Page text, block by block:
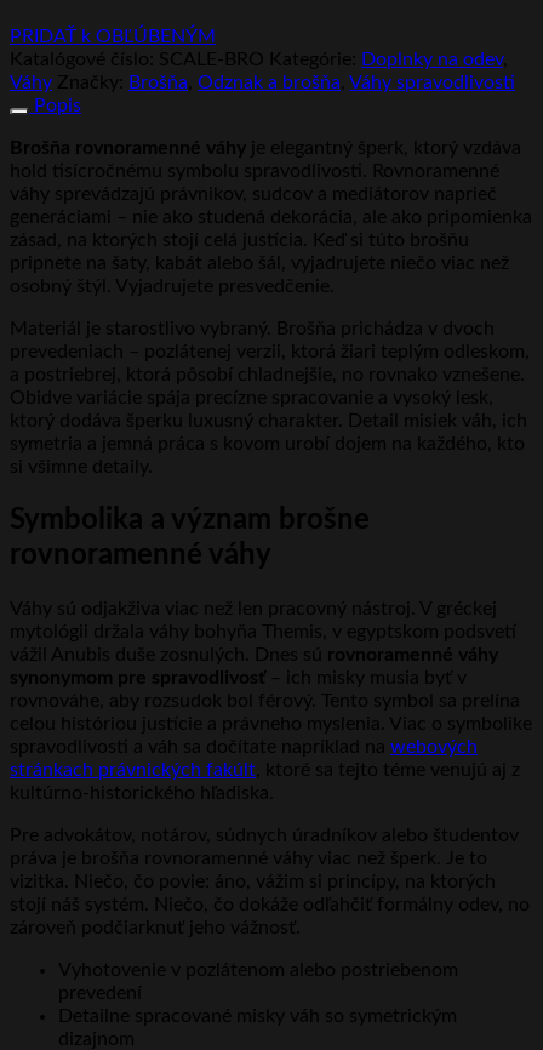
PRIDAŤ k OBĽÚBENÝM
Katalógové číslo: SCALE-BRO Kategórie: Doplnky na odev,
Váhy Značky: Brošňa Odznak a brošňa Váhy spravodlivosti
Popis
Brošňa rovnoramenné váhy je elegantný šperk, ktorý vzdáva
hold tisícročnému symbolu spravodlivosti. Rovnoramenné
váhy sprevádzajú právnikov, sudcov a mediátorov naprieč
generáciami – nie ako studená dekorácia, ale ako pripomienka
zásad, na ktorých stojí celá justícia. Keď si túto brošňu
pripnete na šaty, kabát alebo šál, vyjadrujete niečo viac než
osobný štýl. Vyjadrujete presvedčenie.
Materiál je starostlivo vybraný. Brošňa prichádza v dvoch
prevedeniach – pozlátenej verzii, ktorá žiari teplým odleskom,
a postriebrej, ktorá pôsobí chladnejšie, no rovnako vznešene.
Obidve variácie spája precízne spracovanie a vysoký lesk,
ktorý dodáva šperku luxusný charakter. Detail misiek váh, ich
symetria a jemná práca s kovom urobí dojem na každého, kto
si všimne detaily.
Symbolika a význam brošne
rovnoramenné váhy
Váhy sú odjakživa viac než len pracovný nástroj. V gréckej
mytológii držala váhy bohyňa Themis, v egyptskom podsvetí
vážil Anubis duše zosnulých. Dnes sú rovnoramenné váhy
synonymom pre spravodlivosť – ich misky musia byť v
rovnováhe, aby rozsudok bol férový. Tento symbol sa prelína
celou históriou justície a právneho myslenia. Viac o symbolike
spravodlivosti a váh sa dočítate napríklad na webových
stránkach právnických fakúlt , ktoré sa tejto téme venujú aj z
kultúrno-historického hľadiska.
Pre advokátov, notárov, súdnych úradníkov alebo študentov
práva je brošňa rovnoramenné váhy viac než šperk. Je to
vizitka. Niečo, čo povie: áno, vážim si princípy, na ktorých
stojí náš systém. Niečo, čo dokáže odľahčiť formálny odev, no
zároveň podčiarknuť jeho vážnosť.
Vyhotovenie v pozlátenom alebo postriebenom
prevedení
Detailne spracované misky váh so symetrickým
dizajnom